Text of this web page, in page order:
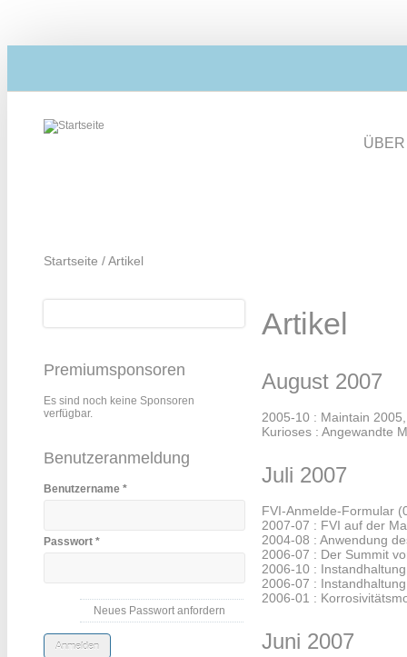
Startseite /Artikel
Suche
Premiumsponsoren
Es sind noch keine Sponsoren
verfügbar.
Benutzeranmeldung
Benutzername *
Passwort *
Neues Passwort anfordern
Artikel
August 2007
2005-10 : Maintain
Kurioses : Angewandte
Juli 2007
FVI-Anmelde-Formular
2007-07 : FVI auf der
2004-08 : Anwendung
2006-07 : Der Summit
2006-10 :
2006-07 :
2006-01 :
Juni 2007